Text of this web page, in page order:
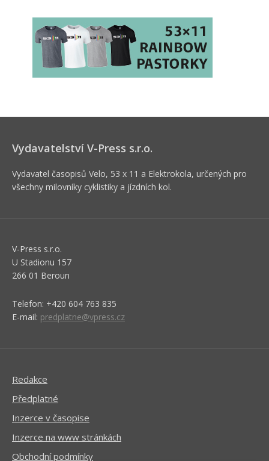
Vydavatelství V-Press s.r.o.
Vydavatel časopisů Velo, 53 x 11 a Elektrokola, určených pro
všechny milovníky cyklistiky a jízdních kol.
V-Press s.r.o.
U Stadionu 157
266 01 Beroun
Telefon: +420 604 763 835
E-mail: predplatne@vpress.cz
Redakce
Předplatné
Inzerce v časopise
Inzerce na www stránkách
Obchodní podmínky